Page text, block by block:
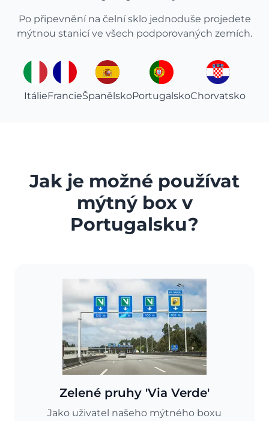
Po připevnění na čelní sklo jednoduše projedete
mýtnou stanicí ve všech podporovaných zemích.
ItálieFrancieŠpanělskoPortugalskoChorvatsko
Jak je možné používat
mýtný box v
Portugalsku?
Zelené pruhy 'Via Verde'
Jako uživatel našeho mýtného boxu